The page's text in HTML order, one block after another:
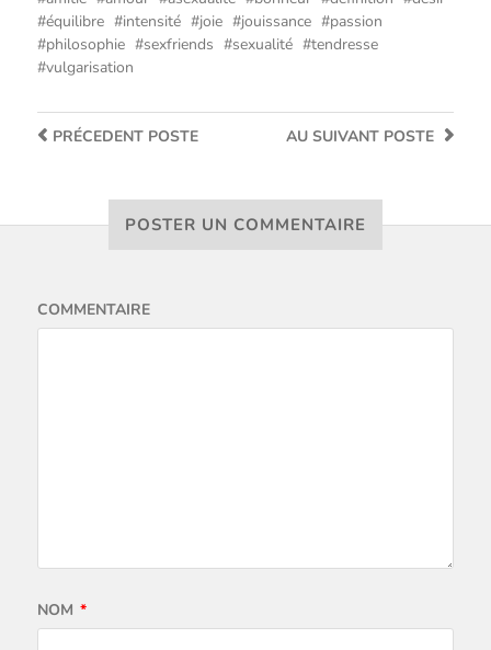
équilibre
intensité joie jouissance
passion
philosophie
sexfriends sexualité
tendresse
vulgarisation
AU SUIVANT POSTE
PRÉCEDENTPOSTE
POSTER UN COMMENTAIRE
COMMENTAIRE
NOM *